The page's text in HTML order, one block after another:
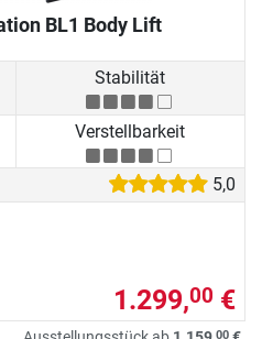
BL1 Body Lift
Stabilität
Verstellbarkeit
5,0
1.299,00 €
00